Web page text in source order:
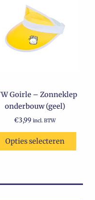
Goirle – Zonneklep
onderbouw (geel)
€3,99 incl. BTW
Opties selecteren